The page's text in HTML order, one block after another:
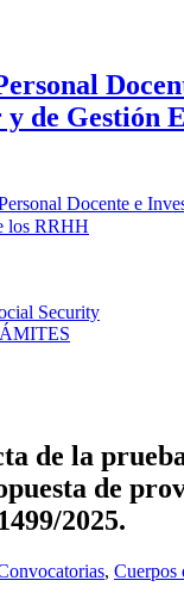
de Gestión
Docente e
los RRHH
Security
de la
de
2025.
, Cuerpos